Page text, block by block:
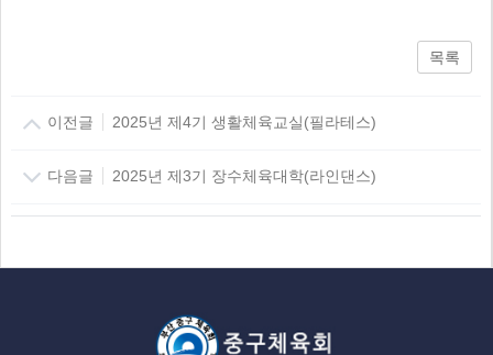
목록
이전글 2025년 제4기 생활체육교실(필라테스)
다음글 2025년 제3기 장수체육대학(라인댄스)